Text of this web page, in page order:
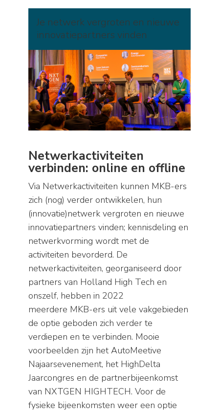
Je netwerk vergroten en nieuwe
innovatiepartners vinden
Netwerkactiviteiten
verbinden: online en offline
Via Netwerkactiviteiten kunnen MKB-ers
zich (nog) verder ontwikkelen, hun
(innovatie)netwerk vergroten en nieuwe
innovatiepartners vinden; kennisdeling en
netwerkvorming wordt met de
activiteiten bevorderd. De
netwerkactiviteiten, georganiseerd door
partners van Holland High Tech en
onszelf, hebben in 2022
meerdere MKB-ers uit vele vakgebieden
de optie geboden zich verder te
verdiepen en te verbinden. Mooie
voorbeelden zijn het AutoMeetive
Najaarsevenement, het HighDelta
Jaarcongres en de partnerbijeenkomst
van NXTGEN HIGHTECH. Voor de
fysieke bijeenkomsten weer een optie